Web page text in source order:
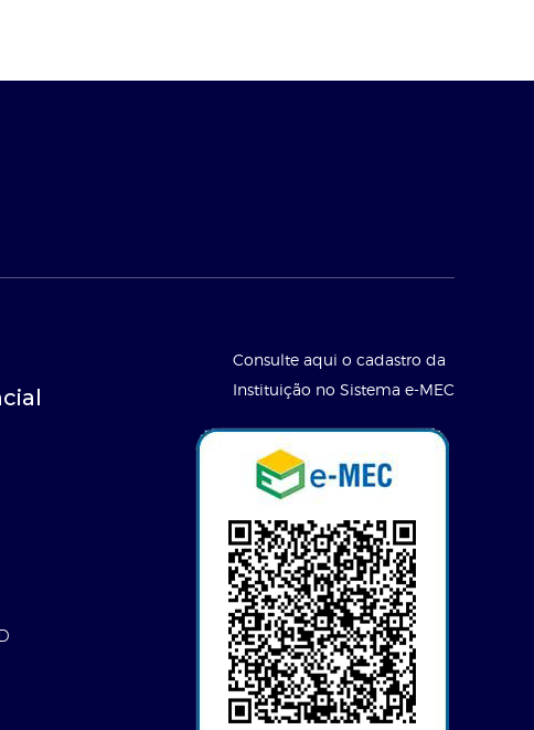
Consulte aqui o cadastro da
Instituição no Sistema e-MEC